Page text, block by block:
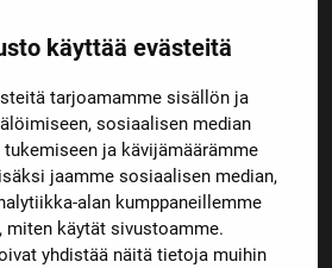
käyttää evästeitä
tarjoamamme sisällön ja
sosiaalisen median
ja kävijämäärämme
jaamme sosiaalisen median,
alan kumppaneillemme
käytät sivustoamme.
yhdistää näitä tietoja muihin
vaihto- ja palautusoikeus